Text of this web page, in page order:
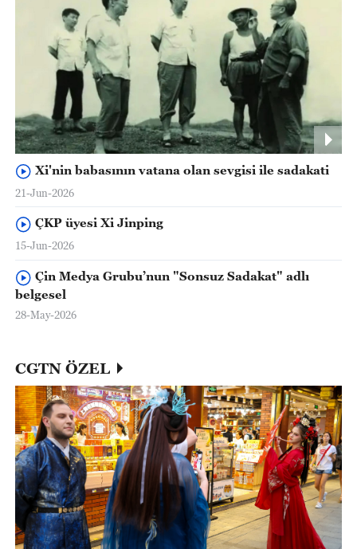
Xi'nin babasının vatana olan sevgisi ile sadakati
21-Jun-2026
ÇKP üyesi Xi Jinping
15-Jun-2026
Çin Medya Grubu’nun "Sonsuz Sadakat" adlı
belgesel
28-May-2026
CGTN ÖZEL